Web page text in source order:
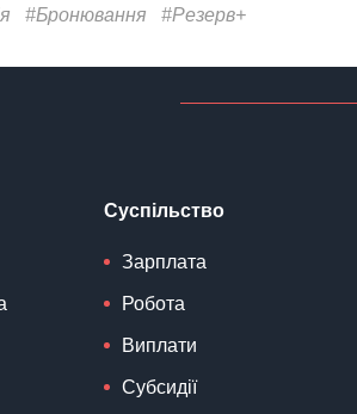
#Бронювання #Резерв+
Суспільство
Зарплата
Робота
Виплати
Субсидії